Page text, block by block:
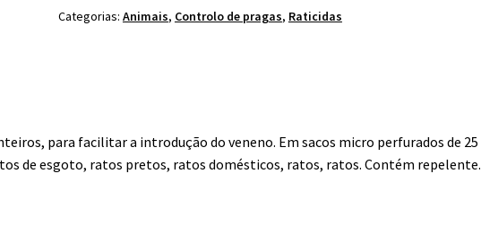
Categorias: Animais, Controlo de pragas, Raticidas
para facilitar a introdução do veneno. Em sacos micro perfurados de 25
de esgoto, ratos pretos, ratos domésticos, ratos, ratos. Contém repelente.